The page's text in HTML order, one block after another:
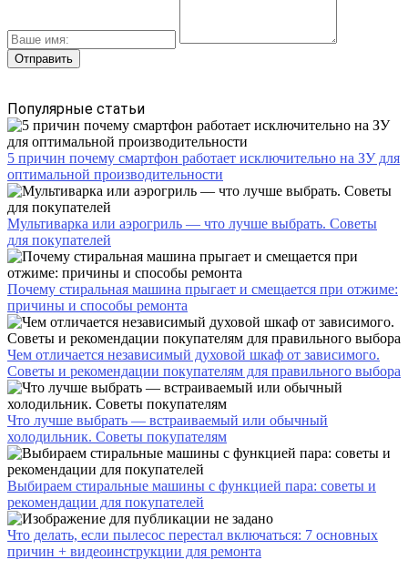
Популярные статьи
5 причин почему смартфон работает исключительно на ЗУ для
оптимальной производительности
Мультиварка или аэрогриль — что лучше выбрать. Советы
для покупателей
Почему стиральная машина прыгает и смещается при отжиме:
причины и способы ремонта
Чем отличается независимый духовой шкаф от зависимого.
Советы и рекомендации покупателям для правильного выбора
Что лучше выбрать — встраиваемый или обычный
холодильник. Советы покупателям
Выбираем стиральные машины с функцией пара: советы и
рекомендации для покупателей
Что делать, если пылесос перестал включаться: 7 основных
причин + видеоинструкции для ремонта